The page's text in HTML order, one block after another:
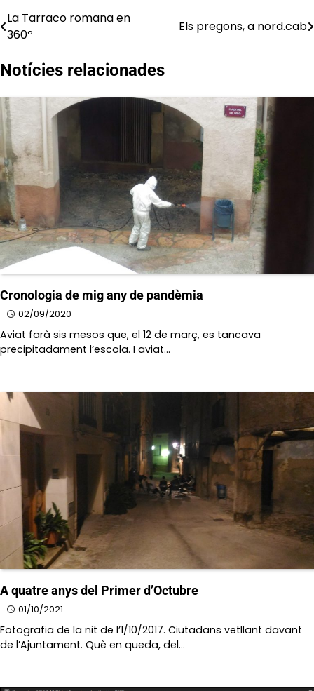
Navegació
La Tarraco romana en
360º
Els pregons, a nord.cab
Notícies relacionades
Cronologia de mig any de pandèmia
02/09/2020
Aviat farà sis mesos que, el 12 de març, es tancava
precipitadament l’escola. I aviat…
A quatre anys del Primer d’Octubre
01/10/2021
Fotografia de la nit de l’1/10/2017. Ciutadans vetllant davant
de l’Ajuntament. Què en queda, del…